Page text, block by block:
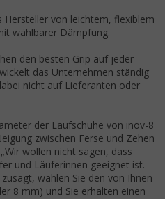
von leichtem, flexiblem
wählbarer Dämpfung.
den besten Grip auf jeder
das Unternehmen ständig
nicht auf Lieferanten oder
der Laufschuhe von inov-8
zwischen Ferse und Zehen
wollen nicht sagen, dass
und Läuferinnen geeignet ist.
wählen Sie den von Ihnen
8 mm) und Sie erhalten einen